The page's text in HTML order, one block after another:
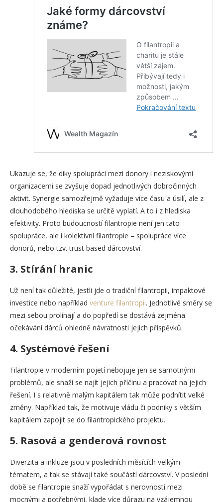
Ukazuje se, že díky spolupráci mezi donory i neziskovými
organizacemi se zvyšuje dopad jednotlivých dobročinných
aktivit. Synergie samozřejmě vyžaduje více času a úsilí, ale z
dlouhodobého hlediska se určitě vyplatí. A to i z hlediska
efektivity. Proto budoucností filantropie není jen tato
spolupráce, ale i kolektivní filantropie – spolupráce více
donorů, nebo tzv. trust based dárcovství.
3. Stírání hranic
Už není tak důležité, jestli jde o tradiční filantropii, impaktové
investice nebo například venture filantropii. Jednotlivé směry se
mezi sebou prolínají a do popředí se dostává zejména
očekávání dárců ohledně návratnosti jejich příspěvků.
4. Systémové řešení
Filantropie v moderním pojetí nebojuje jen se samotnými
problémů, ale snaží se najít jejich příčinu a pracovat na jejich
řešení. I s relativně malým kapitálem tak může podnítit velké
změny. Například tak, že motivuje vládu či podniky s větším
kapitálem zapojit se do filantropického projektu.
5. Rasová a genderová rovnost
Diverzita a inkluze jsou v posledních měsících velkým
tématem, a tak se stávají také součástí dárcovství. V poslední
době se filantropie snaží vypořádat s nerovností mezi
mocnými a potřebnými, klade více důrazu na vzájemnou